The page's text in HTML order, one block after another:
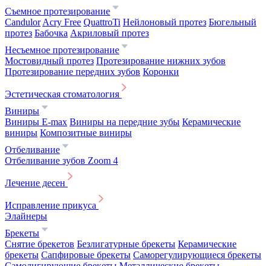
Съемное протезирование
Candulor Acry Free QuattroTi Нейлоновый протез Бюгельный
протез Бабочка Акриловый протез
Несъемное протезирование
Мостовидный протез Протезирование нижних зубов
Протезирование передних зубов Коронки
Эстетическая стоматология
Виниры
Виниры E-max Виниры на передние зубы Керамические
виниры Композитные виниры
Отбеливание
Отбеливание зубов Zoom 4
Лечение десен
Исправление прикуса
Элайнеры
Брекеты
Снятие брекетов Безлигатурные брекеты Керамические
брекеты Сапфировые брекеты Саморегулирующиеся брекеты